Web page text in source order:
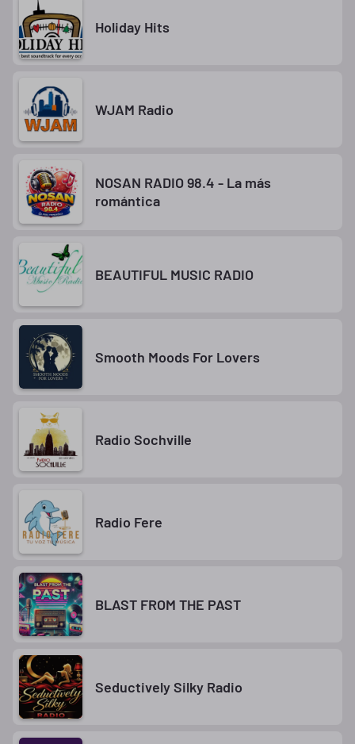
Holiday Hits
WJAM Radio
NOSAN RADIO 98.4 - La más
romántica
BEAUTIFUL MUSIC RADIO
Smooth Moods For Lovers
Radio Sochville
Radio Fere
BLAST FROM THE PAST
Seductively Silky Radio